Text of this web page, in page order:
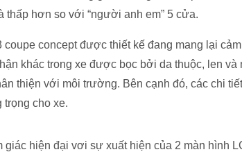
thấp hơn so với “người anh em” 5 cửa.
coupe concept được thiết kế đang mang lại
khác trong xe được bọc bởi da thuộc, len và
thiện với môi trường. Bên cạnh đó, các chi
trọng cho xe.
giác hiện đại vơi sự xuất hiện của 2 màn hình